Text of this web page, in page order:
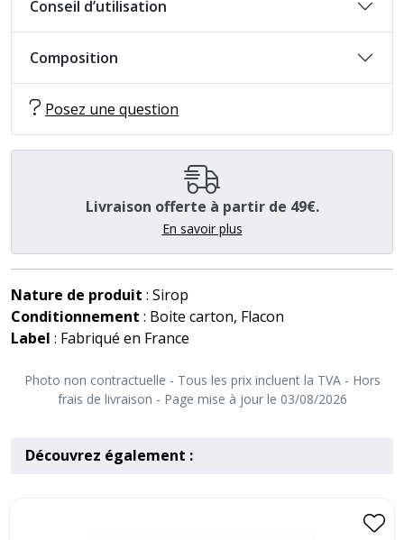
Conseil d’utilisation
Composition
Posez une question
Livraison offerte à partir de 49€.
En savoir plus
Nature de produit : Sirop
Conditionnement : Boite carton, Flacon
Label : Fabriqué en France
Photo non contractuelle - Tous les prix incluent la TVA - Hors
frais de livraison - Page mise à jour le 03/08/2026
Découvrez également :